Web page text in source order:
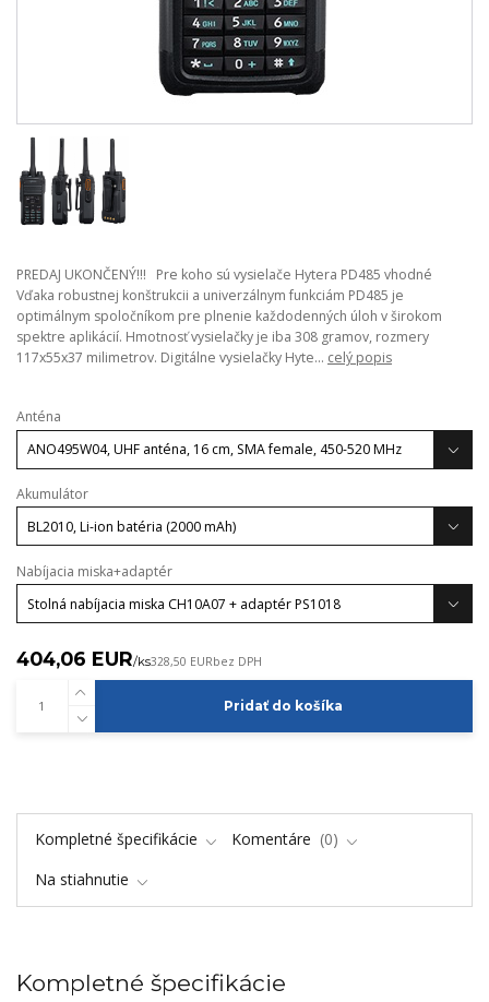
PREDAJ UKONČENÝ!!! Pre koho sú vysielače Hytera PD485 vhodné
Vďaka robustnej konštrukcii a univerzálnym funkciám PD485 je
optimálnym spoločníkom pre plnenie každodenných úloh v širokom
spektre aplikácií. Hmotnosť vysielačky je iba 308 gramov, rozmery
117x55x37 milimetrov. Digitálne vysielačky Hyte... celý popis
Anténa
Akumulátor
Nabíjacia miska+adaptér
404,06 EUR/ks328,50 EURbez DPH
Pridať do košíka
Kompletné špecifikácie Komentáre
0
Na stiahnutie
Kompletné špecifikácie